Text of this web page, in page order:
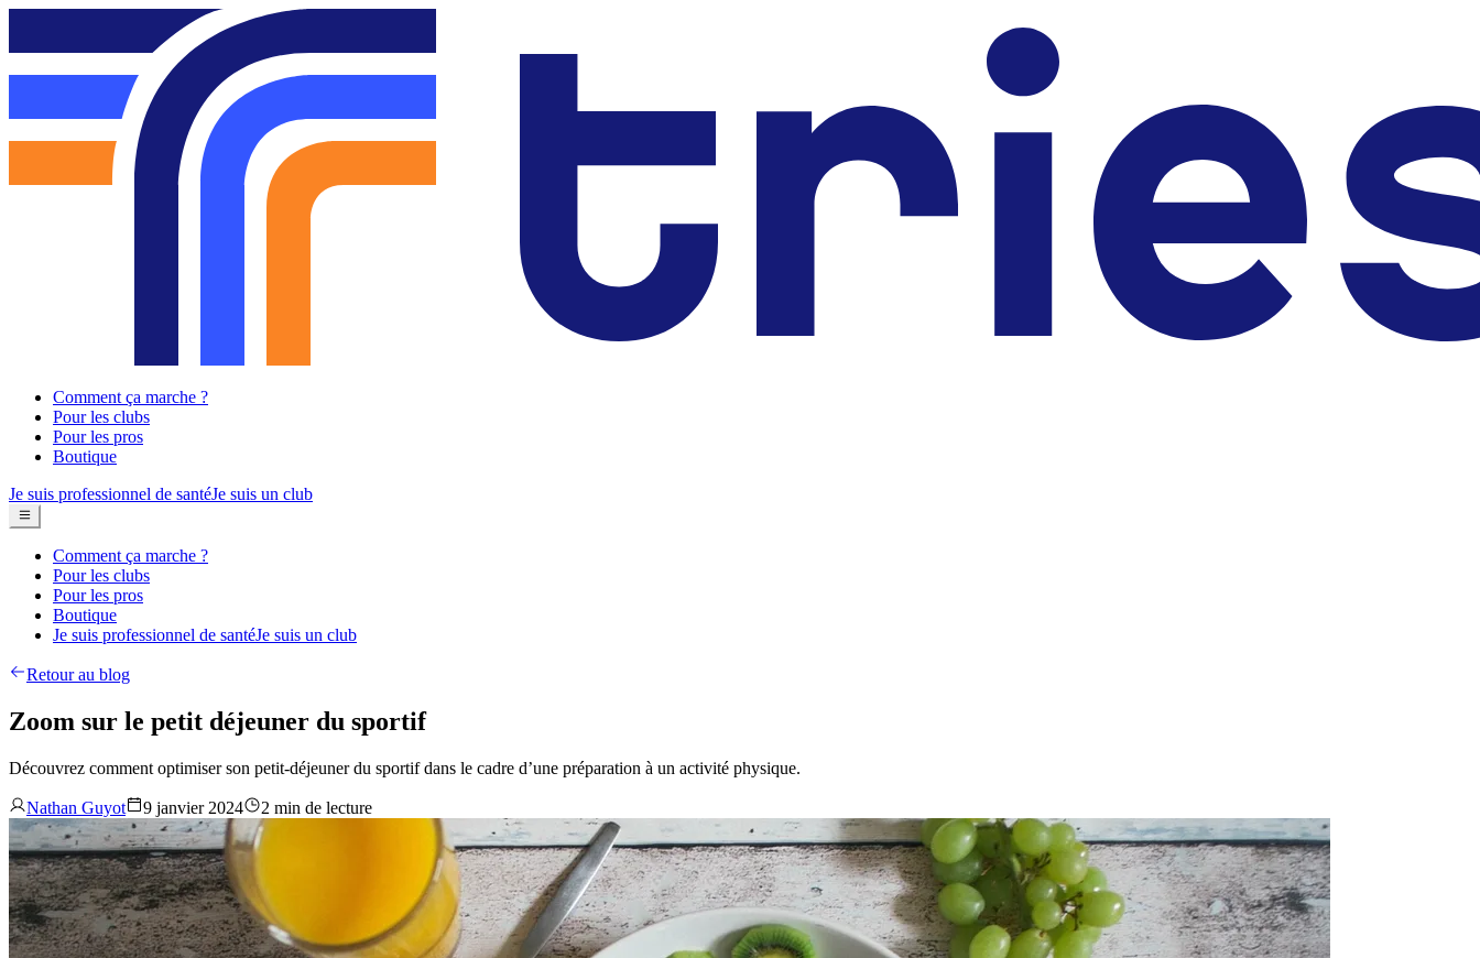
Comment ça marche ?
Pour les clubs
Pour les pros
Boutique
Je suis professionnel de santéJe suis un club
Comment ça marche ?
Pour les clubs
Pour les pros
Boutique
Je suis professionnel de santéJe suis un club
Retour au blog
Zoom sur le petit déjeuner du sportif
Découvrez comment optimiser son petit-déjeuner du sportif dans le cadre d’une préparation à un activité physique.
Nathan Guyot 9 janvier 2024 2 min de lecture